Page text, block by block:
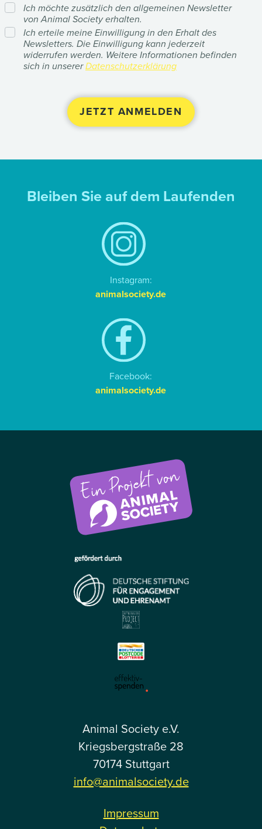
Ich möchte zusätzlich den allgemeinen Newsletter
von Animal Society erhalten.
Ich erteile meine Einwilligung in den Erhalt des
Newsletters. Die Einwilligung kann jederzeit
widerrufen werden. Weitere Informationen befinden
sich in unsererDatenschutzerklärung
Bleiben Sie auf dem Laufenden
Instagram:
animalsociety.de
Facebook:
animalsociety.de
Animal Society e.V.
Kriegsbergstraße 28
70174 Stuttgart
info@animalsociety.de
Impressum